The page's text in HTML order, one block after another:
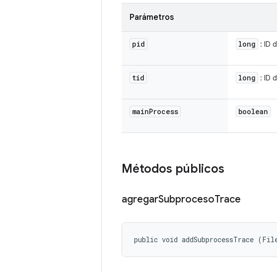
Parámetros
pid long : ID
tid long : ID
mainProcess boolean
Métodos públicos
agregarSubprocesoTrace
public void addSubprocessTrace